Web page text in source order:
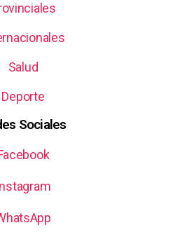
Salud
Deporte
Sociales